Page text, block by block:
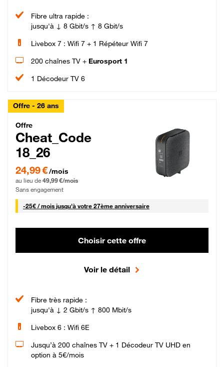
Fibre ultra rapide :
jusqu'à ↓ 8 Gbit/s ↑ 8 Gbit/s
Livebox 7 : Wifi 7 + 1 Répéteur Wifi 7
200 chaînes TV + Eurosport 1
1 Décodeur TV 6
Offre - 26 ans
Cheat_Code Fibre_18_26
Offre
Cheat_Code
18_26
24,99 € par mois pendant 0 mois puis 49,99 € par mois, Sans engagement
24,99 €/mois
au lieu de 49,99 €/mois
Sans engagement
-25€ / mois25 € par mois
jusqu'à votre 27ème anniversaire
Choisir cette offre
Voir le détail
Fibre très rapide :
jusqu'à ↓ 2 Gbit/s ↑ 800 Mbit/s
Livebox 6 : Wifi 6E
Jusqu’à 200 chaînes TV + 1 Décodeur TV UHD en
option à 5€/mois